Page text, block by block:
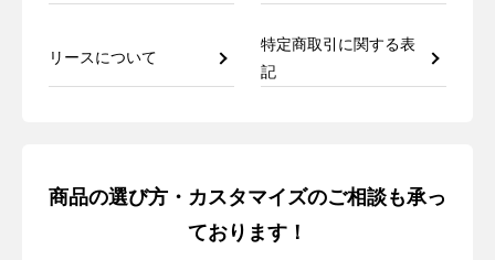
リースについて
特定商取引に関する表
記
商品の選び方・カスタマイズのご相談も承っ
ております！